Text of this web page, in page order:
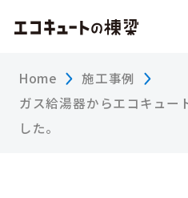
Home
施工事例
ガス給湯器からエコキュー
した。